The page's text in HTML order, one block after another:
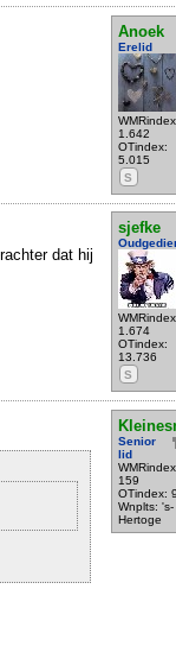
Anoek
Erelid
1.642
OTindex:
5.015
S
sjefke
1.674
OTindex:
13.736
S
dat hij
Senior
lid
159
OTindex:
Wnplts: 's-
Hertoge